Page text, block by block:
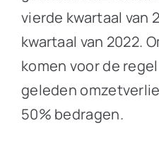
vierde kwartaal van
kwartaal van 2022.
komen voor de
geleden
50% bedragen.